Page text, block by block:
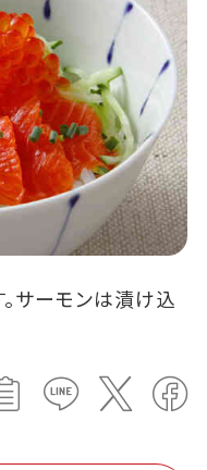
サーモンは漬け込